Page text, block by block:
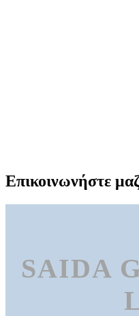
Επικοινωνήστε
SAIDA